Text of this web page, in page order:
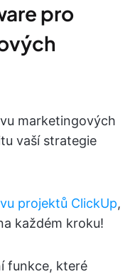
pro
marketingových
vaší strategie
projektů ClickUp,
každém kroku!
funkce, které